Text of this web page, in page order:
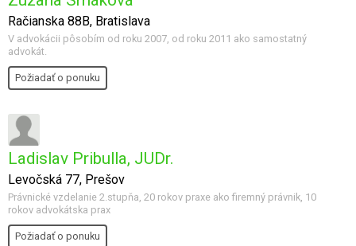
Račianska 88B, Bratislava
V advokácii pôsobím od roku 2007, od roku 2011 ako samostatný
advokát.
Požiadať o ponuku
Ladislav Pribulla, JUDr.
Levočská 77, Prešov
Právnické vzdelanie 2.stupňa, 20 rokov praxe ako firemný právnik, 10
rokov advokátska prax
Požiadať o ponuku